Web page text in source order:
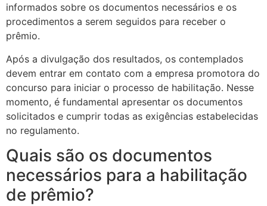
informados sobre os documentos necessários e os
procedimentos a serem seguidos para receber o
prêmio.
Após a divulgação dos resultados, os contemplados
devem entrar em contato com a empresa promotora do
concurso para iniciar o processo de habilitação. Nesse
momento, é fundamental apresentar os documentos
solicitados e cumprir todas as exigências estabelecidas
no regulamento.
Quais são os documentos
necessários para a habilitação
de prêmio?